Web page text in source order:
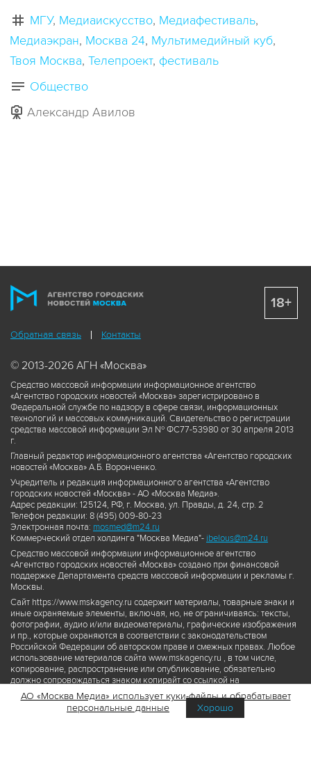
МГУ Медиаискусство Медиафестиваль
Медиаэкран Москва 24 Мультимедийный куб
Твоя Москва Телепроект фестиваль
Общество
Александр Авилов
Обратная связь Контакты
© 2013-2026 АГН «Москва»
Средство массовой информации информационное агентство
«Агентство городских новостей «Москва» зарегистрировано в
Федеральной службе по надзору в сфере связи, информационных
технологий и массовых коммуникаций. Свидетельство о регистрации
средства массовой информации Эл № ФС77-53980 от 30 апреля 2013
г.
Главный редактор информационного агентства «Агентство городских
новостей «Москва» А.Б. Воронченко.
Учредитель и редакция информационного агентства «Агентство
городских новостей «Москва» - АО «Москва Медиа».
Адрес редакции: 125124, РФ, г. Москва, ул. Правды, д. 24, стр. 2
Телефон редакции: 8 (495) 009-80-23
Электронная почта: mosmed@m24.ru
Коммерческий отдел холдинга "Москва Медиа"- ibelous@m24.ru
Средство массовой информации информационное агентство
«Агентство городских новостей «Москва» создано при финансовой
поддержке Департамента средств массовой информации и рекламы г.
Москвы.
Сайт https://www.mskagency.ru содержит материалы, товарные знаки и
иные охраняемые элементы, включая, но, не ограничиваясь: тексты,
фотографии, аудио и/или видеоматериалы, графические изображения
и пр., которые охраняются в соответствии с законодательством
Российской Федерации об авторском праве и смежных правах. Любое
использование материалов сайта www.mskagency.ru , в том числе,
копирование, распространение или опубликование, обязательно
должно сопровождаться знаком копирайт со ссылкой на
правообладателя © АО «Москва Медиа», а также гиперссылкой на сайт
www.mskagency.ru как на первоисточник информации. Переработка
материалов сайта www.mskagency.ru не допускается.
18+
АО «Москва Медиа» использует куки-файлы и обрабатывает
персональные данные
Хорошо